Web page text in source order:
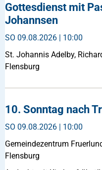
Gottesdienst mit
Johannsen
SO 09.08.2026 | 10:00
St. Johannis Adelby,
Flensburg
10. Sonntag nach
SO 09.08.2026 | 10:00
Gemeindezentrum
Flensburg